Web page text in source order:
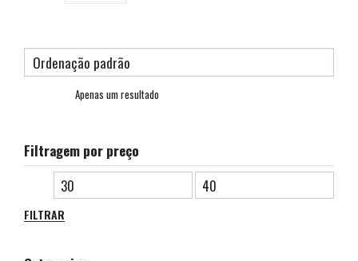
Apenas um resultado
Filtragem por preço
FILTRAR